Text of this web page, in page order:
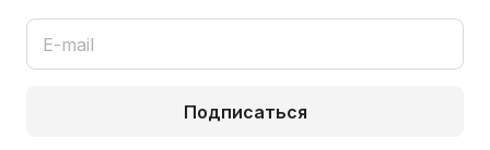
Подписаться